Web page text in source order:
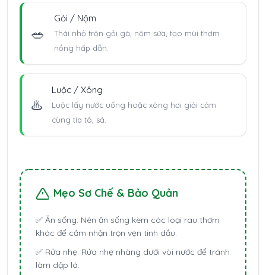
🥗
Gỏi / Nộm
Thái nhỏ trộn gỏi gà, nộm sứa, tạo mùi thơm
nồng hấp dẫn.
♨️
Luộc / Xông
Luộc lấy nước uống hoặc xông hơi giải cảm
cùng tía tô, sả.
Mẹo Sơ Chế & Bảo Quản
✅ Ăn sống: Nên ăn sống kèm các loại rau thơm
khác để cảm nhận trọn vẹn tinh dầu.
✅ Rửa nhẹ: Rửa nhẹ nhàng dưới vòi nước để tránh
làm dập lá.